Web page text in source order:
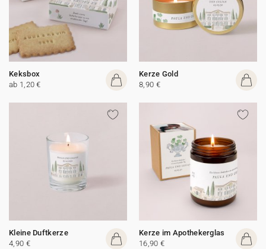
Keksbox
ab 1,20 €
Kerze Gold
8,90 €
Kleine Duftkerze
4,90 €
Kerze im Apothekerglas
16,90 €